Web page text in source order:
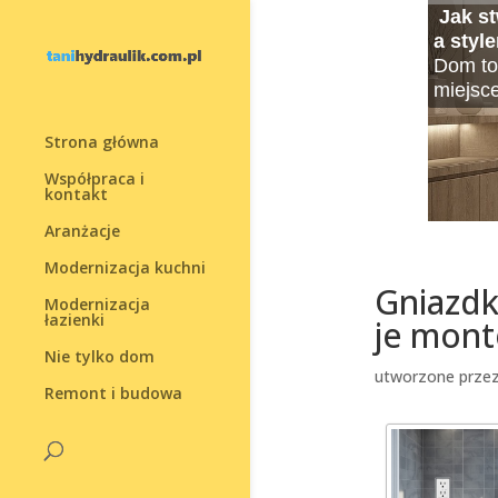
Strona główna
Współpraca i
kontakt
Aranżacje
Modernizacja kuchni
Modernizacja
łazienki
Nie tylko dom
Remont i budowa
Jak
a
Dom
Jak
Jeżeli
Wybór
Lato
okres,
Rolety
który
Mała
je
utworzone przez